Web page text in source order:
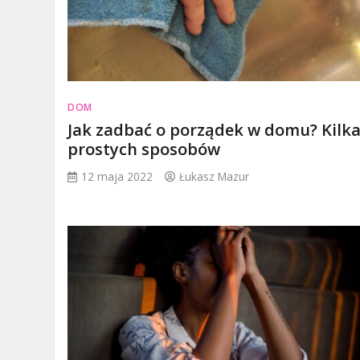
DOM
Jak zadbać o porządek w domu? Kilka
prostych sposobów
12 maja 2022 Łukasz Mazur